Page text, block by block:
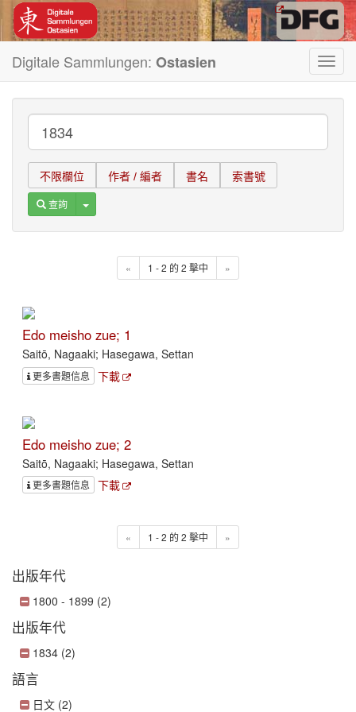
Digitale Sammlungen: Ostasien
不限欄位 作者 / 編者 書名 索書號
查詢 Toggle Dropdown
« 1 - 2 的 2 擊中 »
Edo meisho zue; 1
Saitō, Nagaaki; Hasegawa, Settan
更多書題信息 下載
Edo meisho zue; 2
Saitō, Nagaaki; Hasegawa, Settan
更多書題信息 下載
« 1 - 2 的 2 擊中 »
出版年代
1800 - 1899 (2)
出版年代
1834 (2)
語言
日文 (2)